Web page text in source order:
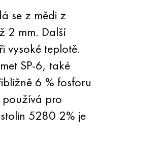
se z mědi z
2 mm. Další
vysoké teplotě.
SP-6, také
6 % fosforu
používá pro
5280 2% je